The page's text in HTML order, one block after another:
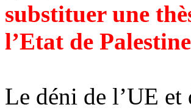
substituer une
l’Etat de Palestine
Le déni de l’UE et